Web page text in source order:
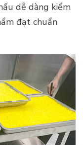
dễ dàng kiểm
đạt chuẩn